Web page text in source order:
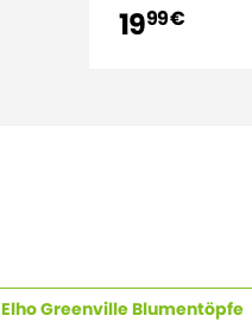
1999 €
Elho Greenville Blumentöpfe